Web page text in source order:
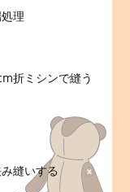
理
折ミシンで縫う
縫いする